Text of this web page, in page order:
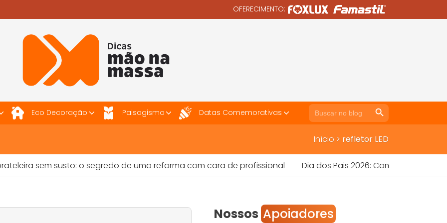
OFERECIMENTO:
Eco Decoração Paisagismo Datas Comemorativas Search
for:
Search Button
Início > refletor LED
sem susto: o segredo de uma reforma com cara de profissional Dia dos Pais 2026: Como Vender Mais
Nossos Apoiadores